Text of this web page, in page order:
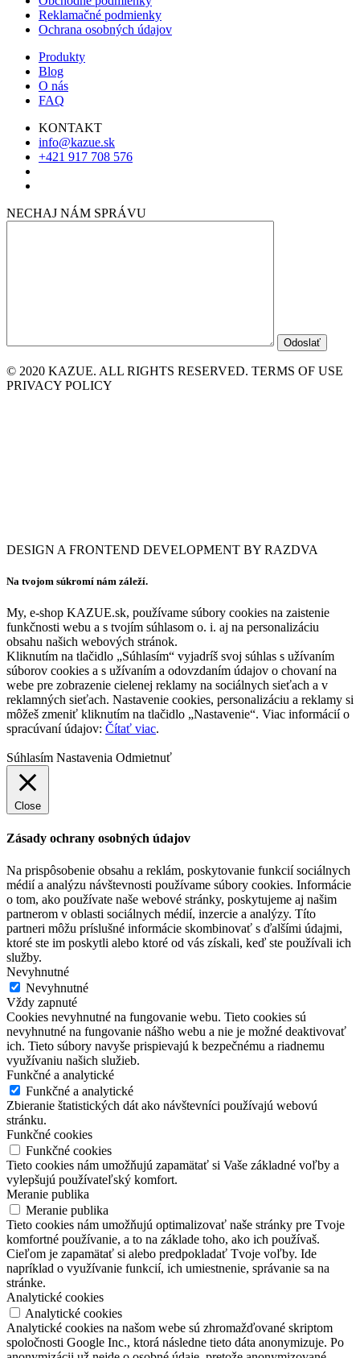
Reklamačné podmienky
Ochrana osobných údajov
Produkty
Blog
O nás
FAQ
KONTAKT
info@kazue.sk
+421 917 708 576
NECHAJ NÁM SPRÁVU
© 2020 KAZUE. ALL RIGHTS RESERVED. TERMS OF USE
PRIVACY POLICY
DESIGN A FRONTEND DEVELOPMENT BY RAZDVA
Na tvojom súkromí nám záleží.
My, e-shop KAZUE.sk, používame súbory cookies na zaistenie
funkčnosti webu a s tvojím súhlasom o. i. aj na personalizáciu
obsahu našich webových stránok.
Kliknutím na tlačidlo „Súhlasím“ vyjadríš svoj súhlas s užívaním
súborov cookies a s užívaním a odovzdaním údajov o chovaní na
webe pre zobrazenie cielenej reklamy na sociálnych sieťach a v
reklamných sieťach. Nastavenie cookies, personalizáciu a reklamy si
môžeš zmeniť kliknutím na tlačidlo „Nastavenie“. Viac informácií o
spracúvaní údajov: Čítať viac.
Súhlasím Nastavenia Odmietnuť
Close
Zásady ochrany osobných údajov
Na prispôsobenie obsahu a reklám, poskytovanie funkcií sociálnych
médií a analýzu návštevnosti používame súbory cookies. Informácie
o tom, ako používate naše webové stránky, poskytujeme aj našim
partnerom v oblasti sociálnych médií, inzercie a analýzy. Títo
partneri môžu príslušné informácie skombinovať s ďalšími údajmi,
ktoré ste im poskytli alebo ktoré od vás získali, keď ste používali ich
služby.
Nevyhnutné
Nevyhnutné
Vždy zapnuté
Cookies nevyhnutné na fungovanie webu. Tieto cookies sú
nevyhnutné na fungovanie nášho webu a nie je možné deaktivovať
ich. Tieto súbory navyše prispievajú k bezpečnému a riadnemu
využívaniu našich služieb.
Funkčné a analytické
Funkčné a analytické
Zbieranie štatistických dát ako návštevníci používajú webovú
stránku.
Funkčné cookies
Funkčné cookies
Tieto cookies nám umožňujú zapamätať si Vaše základné voľby a
vylepšujú používateľský komfort.
Meranie publika
Meranie publika
Tieto cookies nám umožňujú optimalizovať naše stránky pre Tvoje
komfortné používanie, a to na základe toho, ako ich používaš.
Cieľom je zapamätať si alebo predpokladať Tvoje voľby. Ide
napríklad o využívanie funkcií, ich umiestnenie, správanie sa na
stránke.
Analytické cookies
Analytické cookies
Analytické cookies na našom webe sú zhromažďované skriptom
spoločnosti Google Inc., ktorá následne tieto dáta anonymizuje. Po